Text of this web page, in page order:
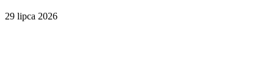
29 lipca 2026